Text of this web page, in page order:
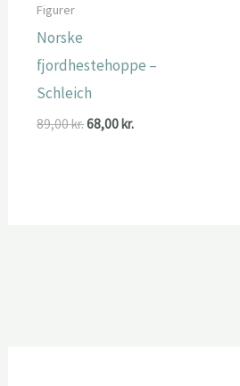
Figurer
Norske
fjordhestehoppe –
Schleich
89,00kr.Den
68,00kr.Den